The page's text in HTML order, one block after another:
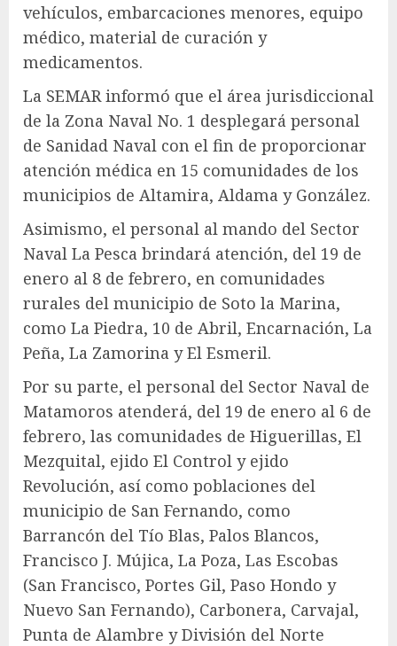
vehículos, embarcaciones menores, equipo
médico, material de curación y
medicamentos.
La SEMAR informó que el área jurisdiccional
de la Zona Naval No. 1 desplegará personal
de Sanidad Naval con el fin de proporcionar
atención médica en 15 comunidades de los
municipios de Altamira, Aldama y González.
Asimismo, el personal al mando del Sector
Naval La Pesca brindará atención, del 19 de
enero al 8 de febrero, en comunidades
rurales del municipio de Soto la Marina,
como La Piedra, 10 de Abril, Encarnación, La
Peña, La Zamorina y El Esmeril.
Por su parte, el personal del Sector Naval de
Matamoros atenderá, del 19 de enero al 6 de
febrero, las comunidades de Higuerillas, El
Mezquital, ejido El Control y ejido
Revolución, así como poblaciones del
municipio de San Fernando, como
Barrancón del Tío Blas, Palos Blancos,
Francisco J. Mújica, La Poza, Las Escobas
(San Francisco, Portes Gil, Paso Hondo y
Nuevo San Fernando), Carbonera, Carvajal,
Punta de Alambre y División del Norte